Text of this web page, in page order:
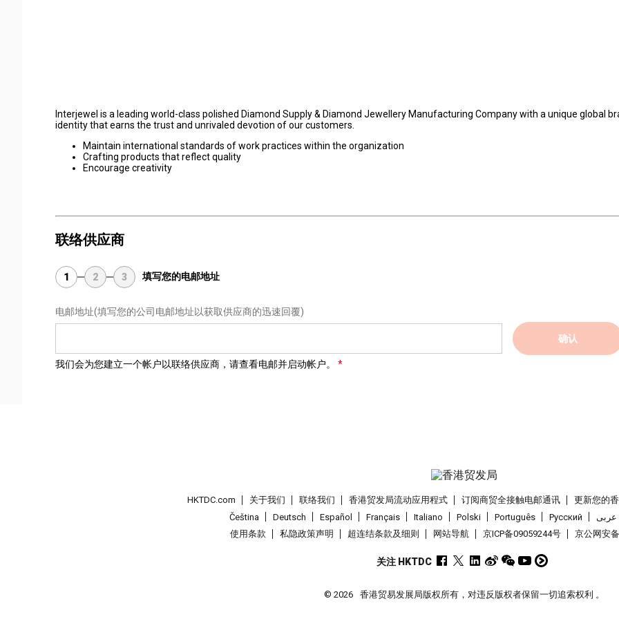
Interjewel is a leading world-class polished Diamond Supply & Diamond Jewellery Manufacturing Company with a unique global
identity that earns the trust and unrivaled devotion of our customers.
Maintain international standards of work practices within the organization
Crafting products that reflect quality
Encourage creativity
联络供应商
1 2 3 填写您的电邮地址
电邮地址(填写您的公司电邮地址以获取供应商的迅速回覆)
确认
我们会为您建立一个帐户以联络供应商，请查看电邮并启动帐户。
HKTDC.com 关于我们 联络我们 香港贸发局流动应用程式 订阅商贸全接触电邮通讯
更新您的
Čeština
Deutsch Español Français Italiano Polski Português Pусский
عربى
使用条款
私隐政策声明 超连结条款及细则 网站导航 京ICP备09059244号 京公网安
关注 HKTDC
© 2026 香港贸易发展局版权所有，对违反版权者保留一切追索权利 。